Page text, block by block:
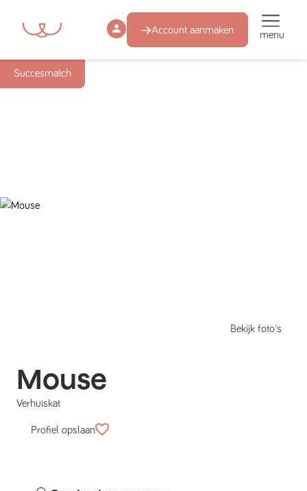
Account aanmaken menu
Succesmatch
Bekijk foto's
Mouse
Verhuiskat
Profiel opslaan